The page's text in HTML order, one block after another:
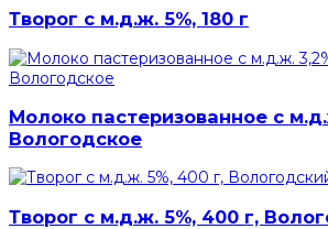
Творог с м.д.ж. 5%, 180 г
Молоко пастеризованное с
Вологодское
Творог с м.д.ж. 5%, 400 г,